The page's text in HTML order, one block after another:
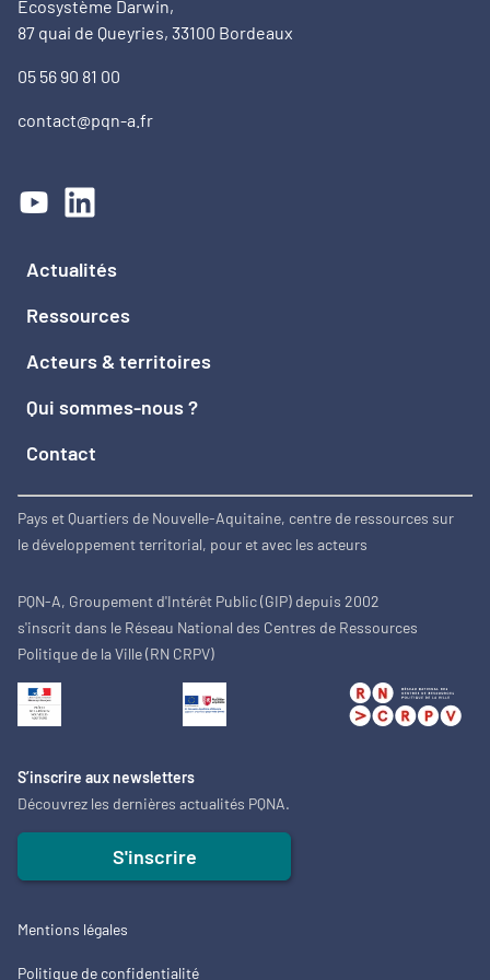
Ecosystème Darwin,
87 quai de Queyries, 33100 Bordeaux
05 56 90 81 00
contact@pqn-a.fr
Actualités
Ressources
Acteurs & territoires
Qui sommes-nous ?
Contact
Pays et Quartiers de Nouvelle-Aquitaine, centre de ressources sur
le développement territorial, pour et avec les acteurs
PQN-A, Groupement d'Intérêt Public (GIP) depuis 2002
s'inscrit dans le Réseau National des Centres de Ressources
Politique de la Ville (RN CRPV)
S’inscrire aux newsletters
Découvrez les dernières actualités PQNA.
S'inscrire
Mentions légales
Politique de confidentialité